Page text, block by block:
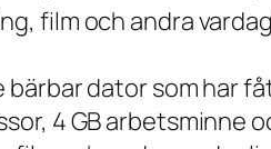
film och andra
dator som har
4 GB